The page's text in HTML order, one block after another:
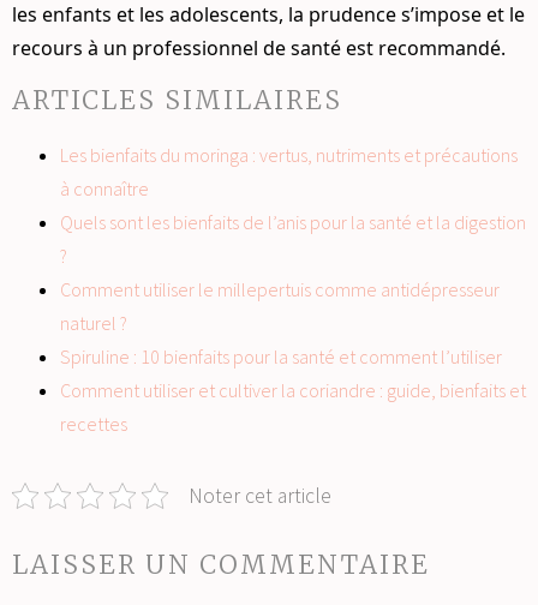
les enfants et les adolescents, la prudence s’impose et le
recours à un professionnel de santé est recommandé.
ARTICLES SIMILAIRES
Les bienfaits du moringa : vertus, nutriments et précautions
à connaître
Quels sont les bienfaits de l’anis pour la santé et la digestion
?
Comment utiliser le millepertuis comme antidépresseur
naturel ?
Spiruline : 10 bienfaits pour la santé et comment l’utiliser
Comment utiliser et cultiver la coriandre : guide, bienfaits et
recettes
Noter cet article
LAISSER UN COMMENTAIRE